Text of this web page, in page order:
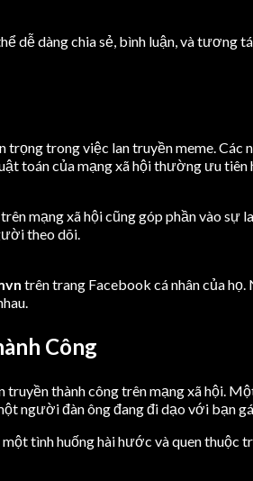
dễ dàng chia sẻ, bình luận, và tương
trong việc lan truyền meme.
toán của mạng xã hội thường ưu
mạng xã hội cũng góp phần vào sự
theo dõi.
trên trang Facebook cá nhân của
Công
truyền thành công trên mạng xã hội.
người đàn ông đang đi dạo với bạn
tình huống hài hước và quen